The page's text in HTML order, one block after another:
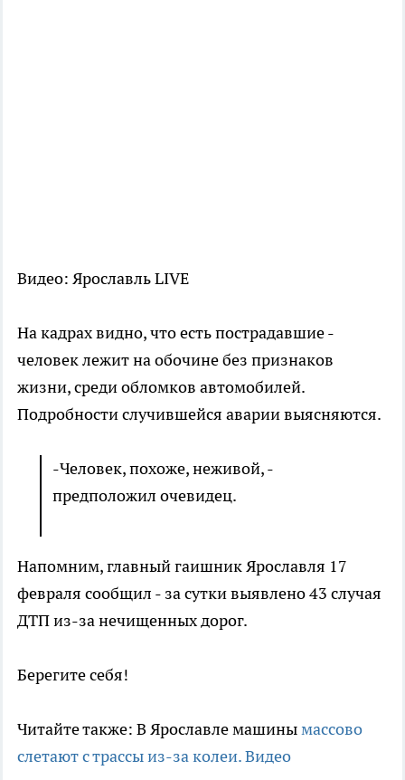
Видео: Ярославль LIVE
На кадрах видно, что есть пострадавшие -
человек лежит на обочине без признаков
жизни, среди обломков автомобилей.
Подробности случившейся аварии выясняются.
-Человек, похоже, неживой, -
предположил очевидец.
Напомним, главный гаишник Ярославля 17
февраля сообщил - за сутки выявлено 43 случая
ДТП из-за нечищенных дорог.
Берегите себя!
Читайте также: В Ярославле машинымассово
слетают с трассы из-за колеи. Видео